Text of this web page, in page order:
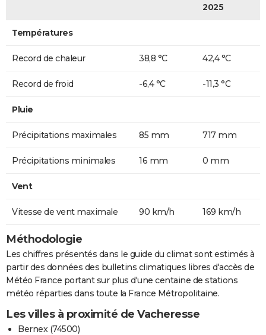
2025
Températures
Record de chaleur 38,8 °C 42,4 °C
Record de froid -6,4 °C -11,3 °C
Pluie
Précipitations maximales 85 mm 717 mm
Précipitations minimales 16 mm 0 mm
Vent
Vitesse de vent maximale 90 km/h 169 km/h
Méthodologie
Les chiffres présentés dans le guide du climat sont estimés à
partir des données des bulletins climatiques libres d'accès de
Météo France portant sur plus d'une centaine de stations
météo réparties dans toute la France Métropolitaine.
Les villes à proximité de Vacheresse
Bernex (74500)